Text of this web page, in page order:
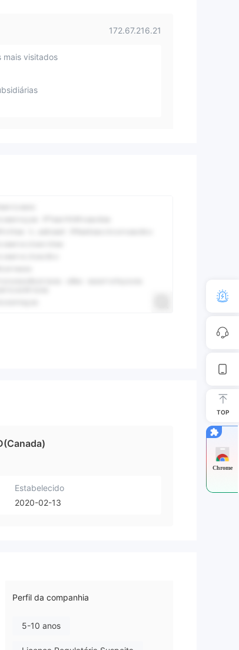
172.67.216.21
mais visitados
Estabelecido
2020-02-13
Perfil da companhia
5-10 anos
TOP
Chrome